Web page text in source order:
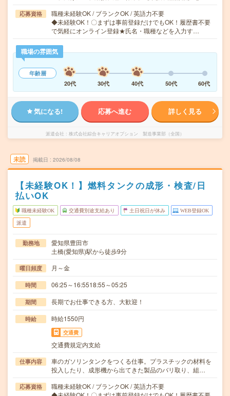
応募資格
職種未経験OK / ブランクOK / 英語力不要
◆未経験OK！〇まずは事前登録だけでもOK！履歴書不要
で気軽にオンライン登録★氏名・職種などを入力す…
職場の雰囲気
年齢層
20代
30代 40代 50代 60代
気になる! 応募へ進む 詳しく見る
派遣会社 株式会社綜合キャリアオプション 製造事業部（全国）
未読 掲載日 2026/08/08
【未経験OK！】燃料タンクの成形・検査/日
払いOK
職種未経験OK 交通費別途支給あり 土日祝日が休み WEB登録OK
派遣
勤務地
愛知県豊田市
土橋(愛知県)駅から徒歩9分
曜日頻度 月～金
時間 06:25～16:5518:55～05:25
期間 長期でお仕事できる方、大歓迎！
時給 時給1550円
交通費
交通費規定内支給
仕事内容
車のガソリンタンクをつくる仕事。プラスチックの材料を
投入したり、成形機から出てきた製品のバリ取り、組…
応募資格
職種未経験OK / ブランクOK / 英語力不要